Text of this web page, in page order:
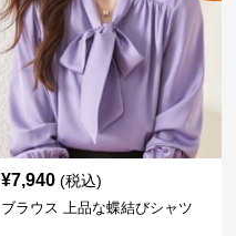
¥7,940 (税込)
ブラウス 上品な蝶結びシャツ